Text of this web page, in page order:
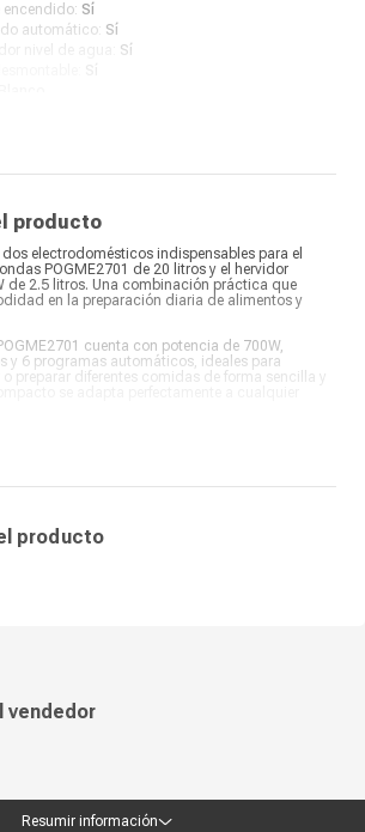
encendido: Sí
automático: Sí
Sí
Blanco
producto
dos electrodomésticos indispensables para el
POGME2701 de 20 litros y el hervidor
de 2.5 litros. Una combinación práctica que
en la preparación diaria de alimentos y
cuenta con potencia de 700W,
y 6 programas automáticos, ideales para
preparar diferentes comidas de forma sencilla y
esencial en la cocina.
producto
vendedor
Resumir información